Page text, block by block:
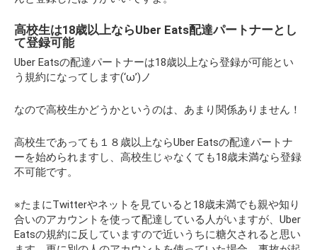
高校生は18歳以上ならUber Eats配達パートナーとし
て登録可能
Uber Eatsの配達パートナーは18歳以上なら登録が可能とい
う規約になってします(‘ω’)ノ
なので高校生かどうかというのは、あまり関係ありません！
高校生であっても１８歳以上ならUber Eatsの配達パートナ
ーを始められますし、高校生じゃなくても18歳未満なら登録
不可能です。
※たまにTwitterやネットを見ていると18歳未満でも親や知り
合いのアカウントを使って配達している人がいますが、Uber
Eatsの規約に反していますので近いうちに糖欠されると思い